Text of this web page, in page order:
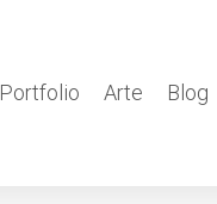
Portfolio Arte Blog